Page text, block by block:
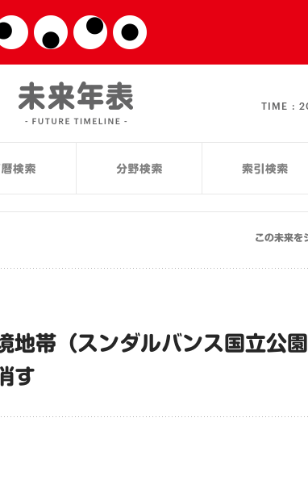
TIME :
この未来を
帯（スンダルバンス国立公園
す